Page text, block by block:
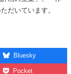
だいています。
Bluesky
Pocket